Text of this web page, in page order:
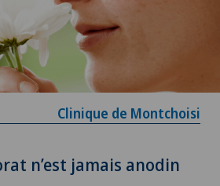
Clinique de Montchoisi
n’est jamais anodin